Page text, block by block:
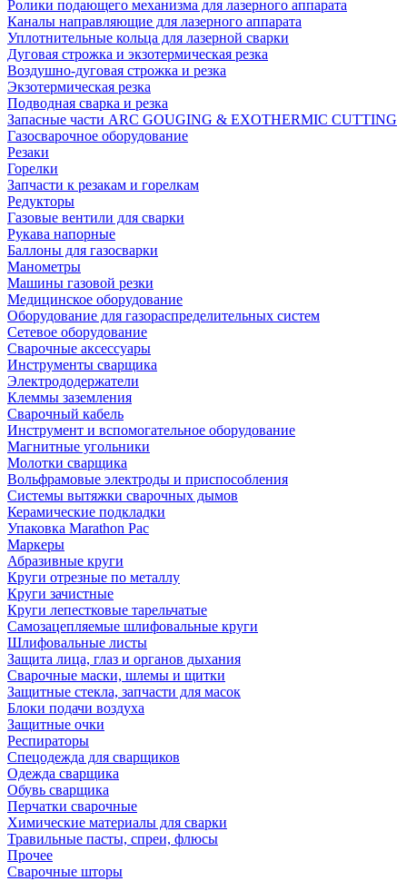
Ролики подающего механизма для лазерного аппарата
Каналы направляющие для лазерного аппарата
Уплотнительные кольца для лазерной сварки
Дуговая строжка и экзотермическая резка
Воздушно-дуговая строжка и резка
Экзотермическая резка
Подводная сварка и резка
Запасные части ARC GOUGING & EXOTHERMIC CUTTING
Газосварочное оборудование
Резаки
Горелки
Запчасти к резакам и горелкам
Редукторы
Газовые вентили для сварки
Рукава напорные
Баллоны для газосварки
Манометры
Машины газовой резки
Медицинское оборудование
Оборудование для газораспределительных систем
Сетевое оборудование
Сварочные аксессуары
Инструменты сварщика
Электрододержатели
Клеммы заземления
Сварочный кабель
Инструмент и вспомогательное оборудование
Магнитные угольники
Молотки сварщика
Вольфрамовые электроды и приспособления
Системы вытяжки сварочных дымов
Керамические подкладки
Упаковка Marathon Pac
Маркеры
Абразивные круги
Круги отрезные по металлу
Круги зачистные
Круги лепестковые тарельчатые
Самозацепляемые шлифовальные круги
Шлифовальные листы
Защита лица, глаз и органов дыхания
Сварочные маски, шлемы и щитки
Защитные стекла, запчасти для масок
Блоки подачи воздуха
Защитные очки
Респираторы
Спецодежда для сварщиков
Одежда сварщика
Обувь сварщика
Перчатки сварочные
Химические материалы для сварки
Травильные пасты, спреи, флюсы
Прочее
Сварочные шторы